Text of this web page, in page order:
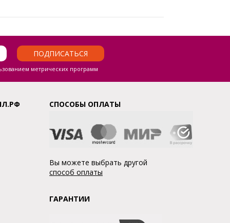
ПОДПИСАТЬСЯ
метрических программ
СПОСОБЫ ОПЛАТЫ
Вы можете выбрать другой
способ оплаты
ГАРАНТИИ